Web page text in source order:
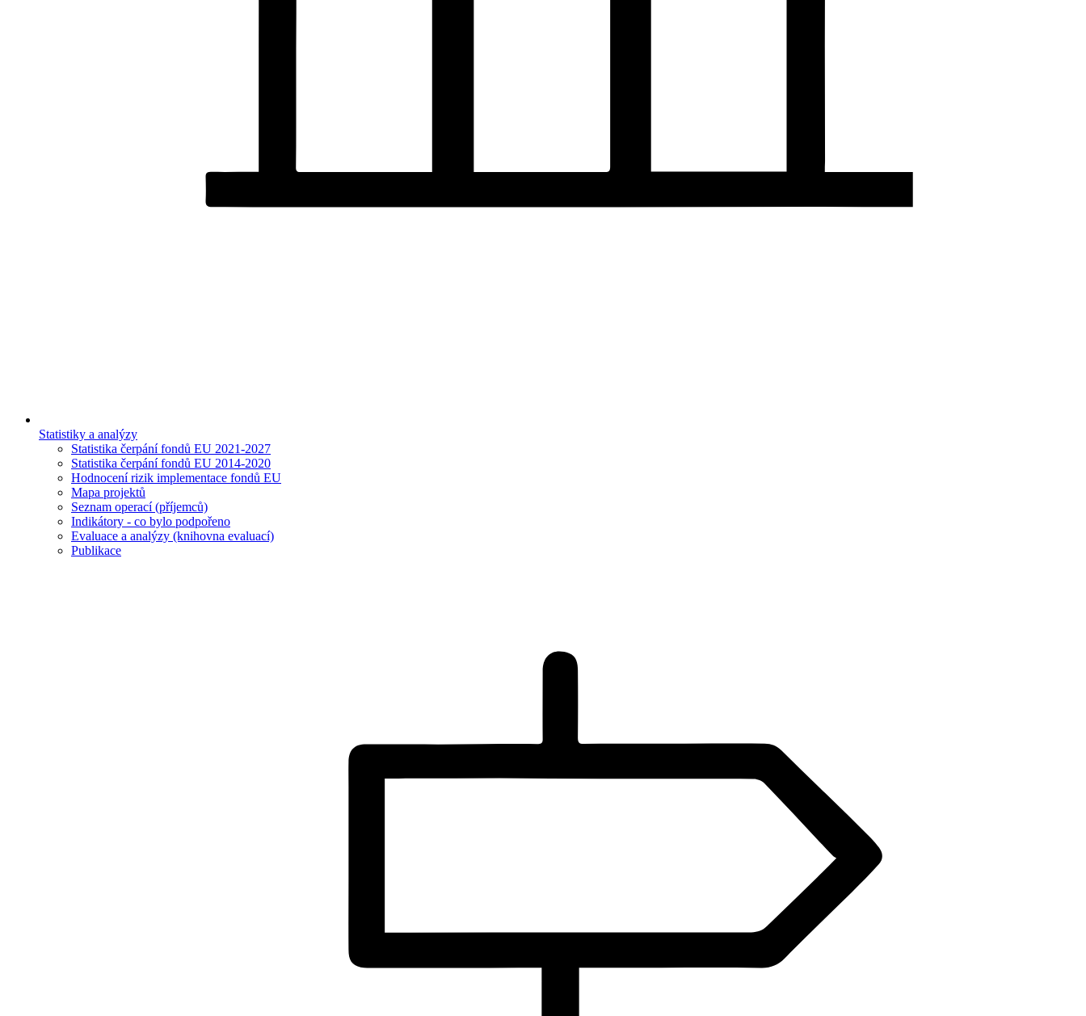
Statistiky a analýzy
Statistika čerpání fondů EU 2021-2027
Statistika čerpání fondů EU 2014-2020
Hodnocení rizik implementace fondů EU
Mapa projektů
Seznam operací (příjemců)
Indikátory - co bylo podpořeno
Evaluace a analýzy (knihovna evaluací)
Publikace